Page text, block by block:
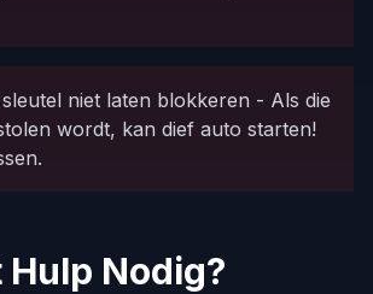
niet laten blokkeren - Als die
wordt, kan dief auto starten!
Hulp Nodig?